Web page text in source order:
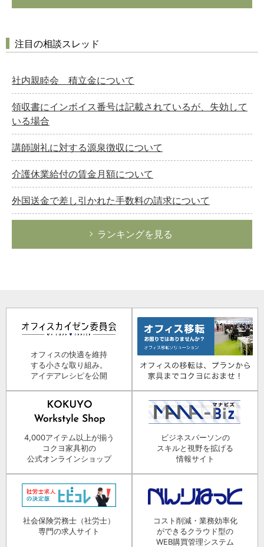
注目の相談スレッド
社内親睦会 積立金について
領収書にインボイス番号は記載されているが、失効して
いる場合
講師謝礼に対する源泉徴収について
介護休業給付の賃金月額について
外国送金で差し引かれた手数料の請求について
ランキングを見る
オフィスの快適を維持
する小さな取り組み。
アイデアレシピを公開
4,000アイテム以上が揃う
コクヨ家具初の
公式オンラインショップ
ビジネスパーソンの
スキルと視野を拡げる
情報サイト
社会保険労務士（社労士）
専門の求人サイト
コスト削減・業務効率化
ができるクラウド型の
WEB購買管理システム